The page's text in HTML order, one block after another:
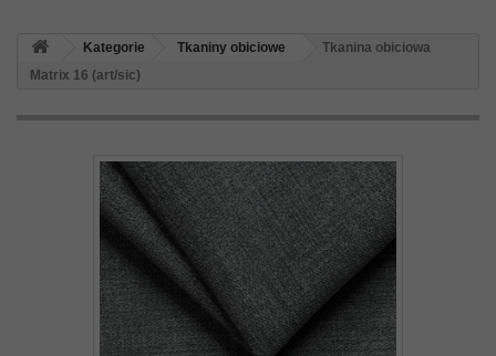
Kategorie Tkaniny obiciowe
Tkanina obiciowa
Matrix 16 (art/sic)